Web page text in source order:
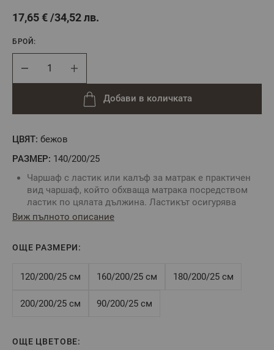
17,65 € 34,52 лв.
ЦВЯТ: бежов
РАЗМЕР: 140/200/25
Чаршаф с ластик или калъф за матрак е практичен
вид чаршаф, който обхваща матрака посредством
ластик по цялата дължина. Ластикът осигурява
неподвижност на чаршафа и не позволяват
създайте комплект по Ваш вкус.
да знаете точните размери на вашия матрак:
Цвят: Бежов
по-малък, максимална височина на матрака - 25 см
Виж пълното описание
ОЩЕ РАЗМЕРИ:
120/200/25 см 160/200/25 см 180/200/25 см
200/200/25 см 90/200/25 см
ОЩЕ ЦВЕТОВЕ:
БРОЙ:
Добави в количката